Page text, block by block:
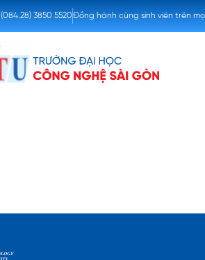
(084.28) 3850 5520Đồng hành cùng sinh viên trên